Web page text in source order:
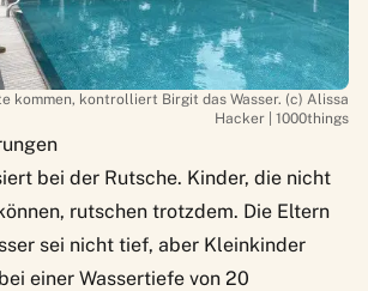
kommen, kontrolliert Birgit das Wasser. (c) Alissa
Hacker | 1000things
bei der Rutsche. Kinder, die nicht
rutschen trotzdem. Die Eltern
sei nicht tief, aber Kleinkinder
einer Wassertiefe von 20